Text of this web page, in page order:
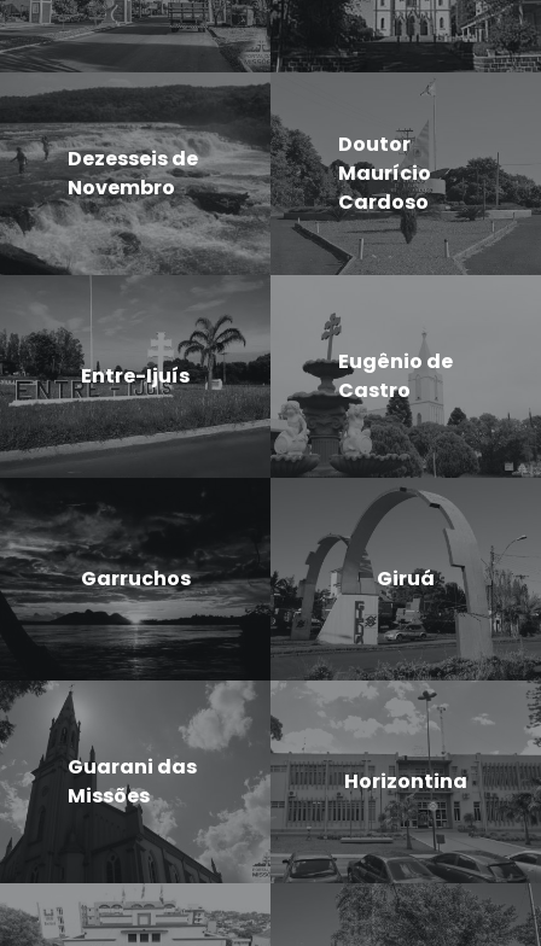
Dezesseis de
Novembro
Doutor
Maurício
Cardoso
Entre-Ijuís
Eugênio de
Castro
Garruchos Giruá
Guarani das
Missões
Horizontina